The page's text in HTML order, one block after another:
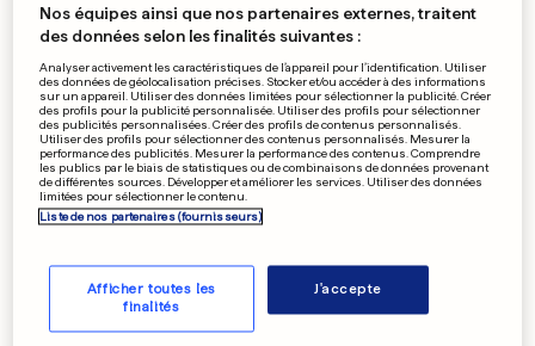
Tiémoué Bakayoko à Chelsea
pour cinq ans
0 0
ETATS-UNIS
Un cratère engloutit deux
maisons en Floride
Nos équipes ainsi que nos partenaires externes, traitent
des données selon les finalités suivantes :
Analyser activement les caractéristiques de l’appareil pour l’identification. Utiliser
des données de géolocalisation précises. Stocker et/ou accéder à des informations
sur un appareil. Utiliser des données limitées pour sélectionner la publicité. Créer
des profils pour la publicité personnalisée. Utiliser des profils pour sélectionner
des publicités personnalisées. Créer des profils de contenus personnalisés.
Utiliser des profils pour sélectionner des contenus personnalisés. Mesurer la
performance des publicités. Mesurer la performance des contenus. Comprendre
les publics par le biais de statistiques ou de combinaisons de données provenant
de différentes sources. Développer et améliorer les services. Utiliser des données
limitées pour sélectionner le contenu.
Liste de nos partenaires (fournisseurs)
Afficher toutes les
finalités
J'accepte